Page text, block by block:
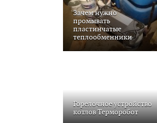
Зачем нужно
промывать
пластинчатые
теплообменники
Горелочное устройство
котлов Терморобот